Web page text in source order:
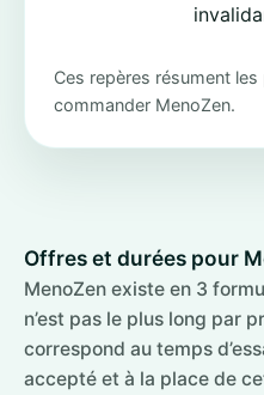
Ces repères résument
commander MenoZen.
Offres et durées pour
MenoZen existe en 3
n’est pas le plus long par
correspond au temps
accepté et à la place de